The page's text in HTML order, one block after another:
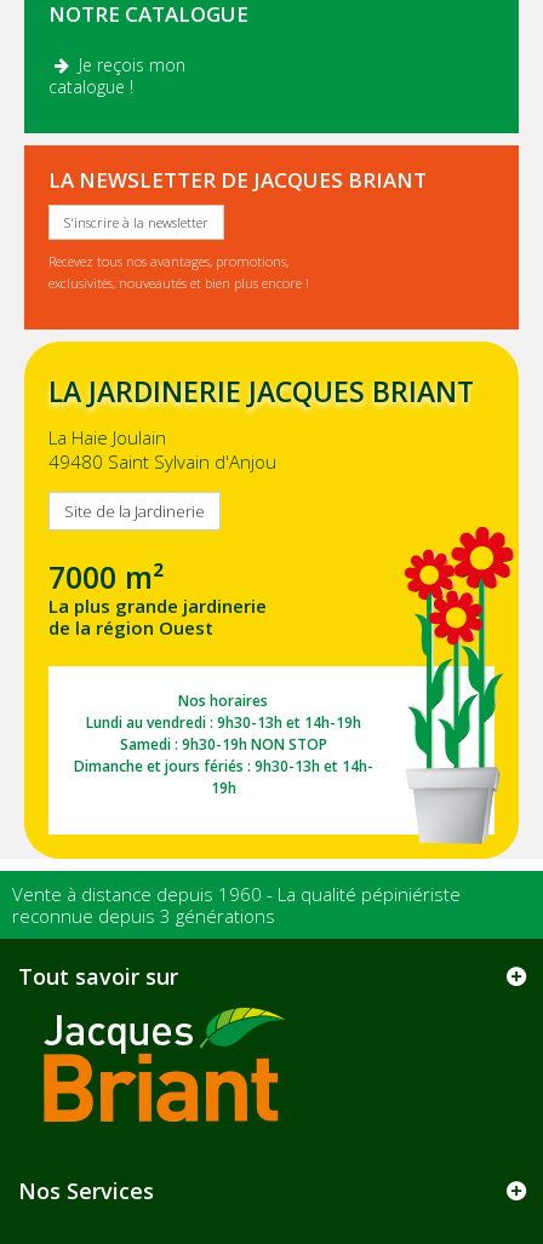
NOTRE CATALOGUE
Je reçois mon
catalogue !
LA NEWSLETTER DE JACQUES BRIANT
S'inscrire à la newsletter
Recevez tous nos avantages, promotions,
exclusivités, nouveautés et bien plus encore !
LA JARDINERIE JACQUES BRIANT
La Haie Joulain
49480 Saint Sylvain d'Anjou
Site de la Jardinerie
7000 m²
La plus grande jardinerie
de la région Ouest
Nos horaires
Lundi au vendredi : 9h30-13h et 14h-19h
Samedi : 9h30-19h NON STOP
Dimanche et jours fériés : 9h30-13h et 14h-
19h
Vente à distance depuis 1960 - La qualité pépiniériste
reconnue depuis 3 générations
Tout savoir sur
Nos Services